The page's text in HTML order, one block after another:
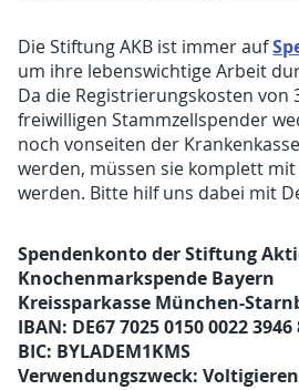
Die Stiftung AKB ist immer auf
um ihre lebenswichtige Arbeit
Da die Registrierungskosten von
freiwilligen Stammzellspender
noch vonseiten der
werden, müssen sie komplett
werden. Bitte hilf uns dabei mit
Spendenkonto der Stiftung
Knochenmarkspende Bayern
Kreissparkasse München-
IBAN: DE67 7025 0150 0022 3946
BIC: BYLADEM1KMS
Verwendungszweck: